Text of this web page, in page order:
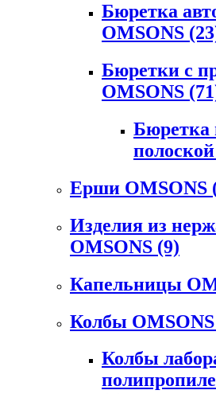
Бюретка
OMSONS
Бюретки с
OMSONS
Бюретка
Ерши OMSONS
Изделия из
OMSONS (9)
Капельницы
Колбы OMSONS
Колбы